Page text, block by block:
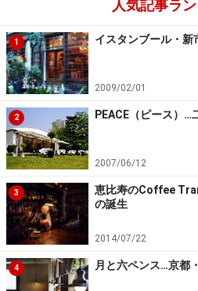
人気記事ラ
1 イスタンブール・新
2009/02/01
2 PEACE（ピース）…
2007/06/12
3
恵比寿のCoffee
の誕生
2014/07/22
4 月と六ペンス…京都